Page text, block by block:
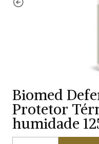
Biomed
Protetor
humidade